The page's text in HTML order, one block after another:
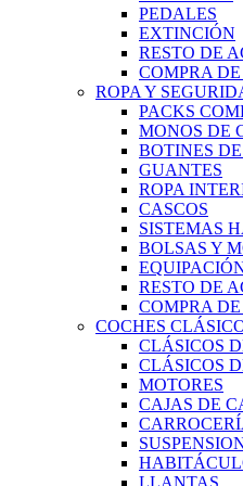
PEDALES
EXTINCIÓN
RESTO DE
COMPRA
ROPA Y
PACKS
MONOS DE
BOTINES
GUANTES
ROPA
CASCOS
SISTEMAS
BOLSAS Y
RESTO DE
COMPRA
COCHES
CLÁSICOS
CLÁSICOS
MOTORES
CAJAS DE
LLANTAS